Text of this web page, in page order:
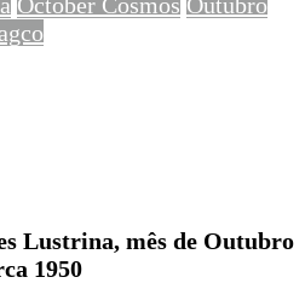
Lustrina, mês de Outubro
1950